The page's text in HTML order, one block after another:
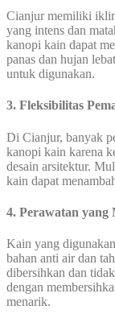
Cianjur memiliki
yang intens dan
kanopi kain dapat
panas dan hujan
untuk digunakan.
3. Fleksibilitas
Di Cianjur, banyak
kanopi kain karena
desain arsitektur.
kain dapat
4. Perawatan yang
Kain yang
bahan anti air dan
dibersihkan dan
dengan
menarik.